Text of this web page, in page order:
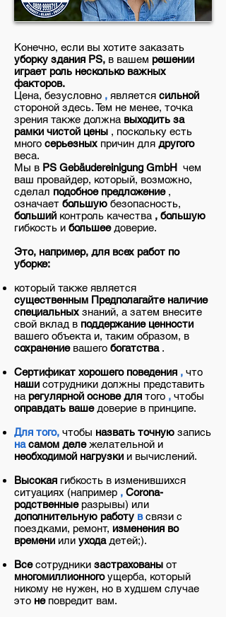
Конечно, если вы хотите заказать
уборку здания PS, в вашем решении
играет роль несколько важных
факторов.
Цена, безусловно , является сильной
стороной здесь.Тем не менее, точка
зрения также должна выходить за
рамки чистой цены , поскольку есть
много серьезных причин для другого
веса.
Мы в PS Gebäudereinigung GmbH чем
ваш провайдер, который, возможно,
сделал подобное предложение ,
означает большую безопасность,
больший контроль качества , большую
гибкость и большее доверие.
Это, например, для всех работ по
уборке:
который также является
существенным Предполагайте наличие
специальных знаний, а затем внесите
свой вклад в поддержание ценности
вашего объекта и, таким образом, в
сохранение вашего богатства .
Сертификат хорошего поведения , что
наши сотрудники должны представить
на регулярной основе для того , чтобы
оправдать ваше доверие в принципе.
Для того, чтобы назвать точную запись
насамом деле желательной и
необходимой нагрузки и вычислений.
Высокая гибкость в изменившихся
ситуациях (например , Corona-
родственные разрывы) или
дополнительную работу всвязи с
поездками, ремонт, изменения во
времени или ухода детей;).
Все сотрудники застрахованы от
многомиллионного ущерба, который
никому не нужен, но в худшем случае
это не повредит вам.